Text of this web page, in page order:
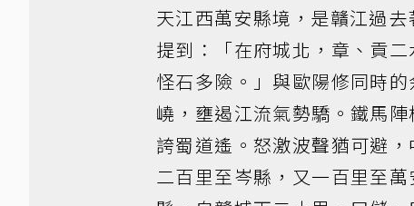
天江西萬安縣境，是贛江過
提到：「在府城北，章、貢
怪石多險。」與歐陽修同時
嶢，壅遏江流氣勢驕。鐵馬
誇蜀道遙。怒激波聲猶可避
二百里至岑縣，又一百里至